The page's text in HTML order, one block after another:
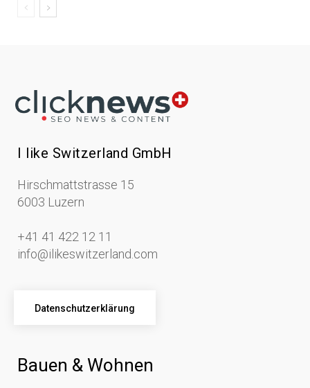
I like Switzerland GmbH
Hirschmattstrasse 15
6003 Luzern
+41 41 422 12 11
info@ilikeswitzerland.com
Datenschutzerklärung
Bauen & Wohnen